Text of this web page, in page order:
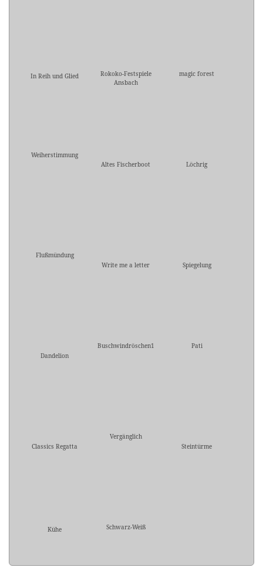
In Reih und Glied
Rokoko-Festspiele
Ansbach
magic forest
Weiherstimmung
Altes Fischerboot
Löchrig
Flußmündung
Write me a letter
Spiegelung
Dandelion
Buschwindröschen1 Pati
Classics Regatta
Vergänglich
Steintürme
Kühe Schwarz-Weiß